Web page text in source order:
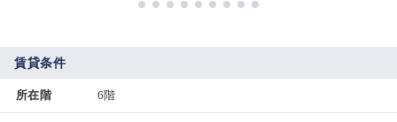
賃貸条件
所在階 6階